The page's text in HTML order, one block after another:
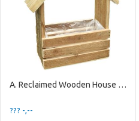
A. Reclaimed Wooden House Planter M
??? -,--